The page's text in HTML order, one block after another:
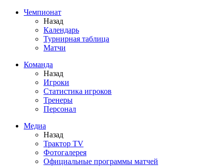
Чемпионат
Назад
Календарь
Турнирная таблица
Матчи
Команда
Назад
Игроки
Статистика игроков
Тренеры
Персонал
Медиа
Назад
Трактор TV
Фотогалерея
Официальные программы матчей